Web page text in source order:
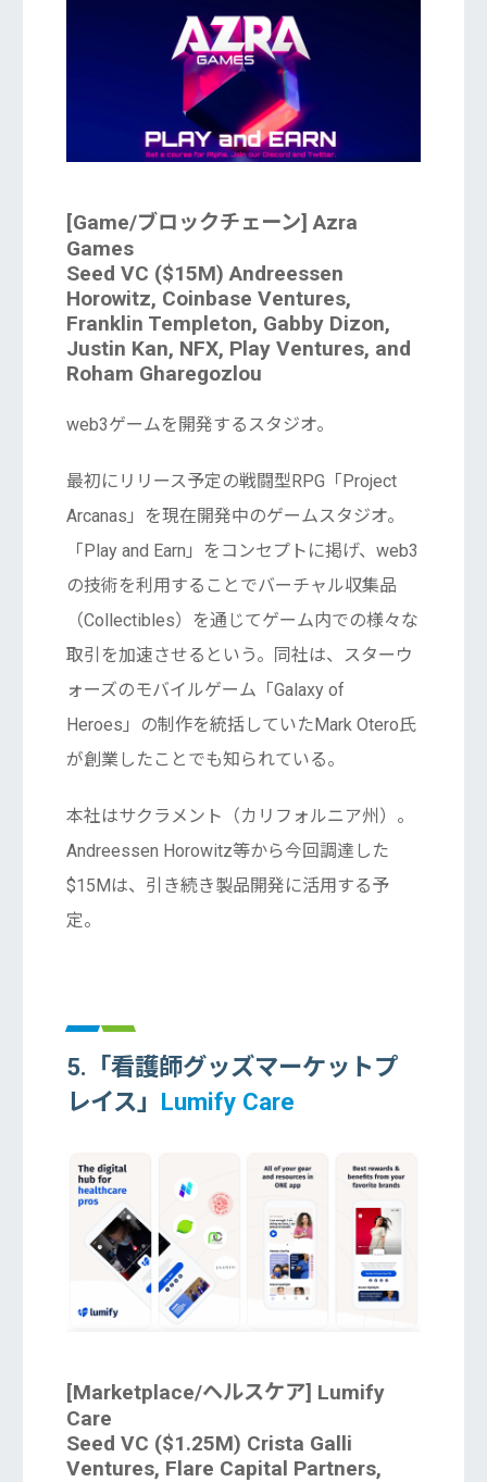
[Game/ブロックチェーン] Azra
Games
Seed VC ($15M) Andreessen
Horowitz, Coinbase Ventures,
Franklin Templeton, Gabby Dizon,
Justin Kan, NFX, Play Ventures, and
Roham Gharegozlou
web3ゲームを開発するスタジオ。
最初にリリース予定の戦闘型RPG「Project
Arcanas」を現在開発中のゲームスタジオ。
「Play and Earn」をコンセプトに掲げ、web3
の技術を利用することでバーチャル収集品
（Collectibles）を通じてゲーム内での様々な
取引を加速させるという。同社は、スターウ
ォーズのモバイルゲーム「Galaxy of
Heroes」の制作を統括していたMark Otero氏
が創業したことでも知られている。
本社はサクラメント（カリフォルニア州）。
Andreessen Horowitz等から今回調達した
$15Mは、引き続き製品開発に活用する予
定。
5.「看護師グッズマーケットプ
レイス」 Lumify Care
[Marketplace/ヘルスケア] Lumify
Care
Seed VC ($1.25M) Crista Galli
Ventures, Flare Capital Partners,